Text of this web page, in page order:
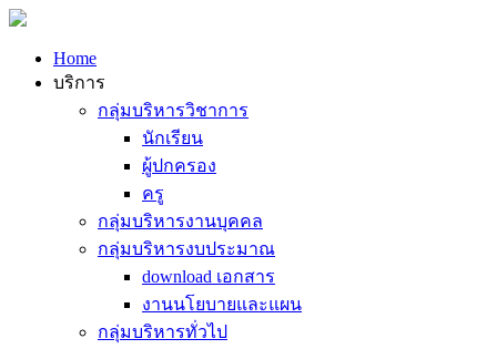
Home
บริการ
กลุ่มบริหารวิชาการ
นักเรียน
ผู้ปกครอง
ครู
กลุ่มบริหารงานบุคคล
กลุ่มบริหารงบประมาณ
download เอกสาร
งานนโยบายและแผน
กลุ่มบริหารทั่วไป